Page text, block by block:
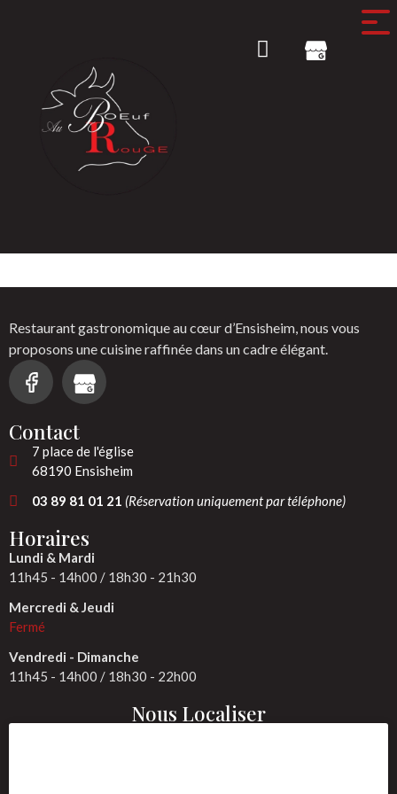
Restaurant gastronomique au cœur d’Ensisheim, nous vous
proposons une cuisine raffinée dans un cadre élégant.
Contact
7 place de l'église
68190 Ensisheim
03 89 81 01 21 (Réservation uniquement par téléphone)
Horaires
Lundi & Mardi
11h45 - 14h00 / 18h30 - 21h30
Mercredi & Jeudi
Fermé
Vendredi - Dimanche
11h45 - 14h00 / 18h30 - 22h00
Nous Localiser